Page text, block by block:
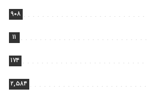
۹۰۸
۱۱
۱۷۴
۲,۵۸۴